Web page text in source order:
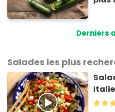
Derniers
Salades les plus
Italie